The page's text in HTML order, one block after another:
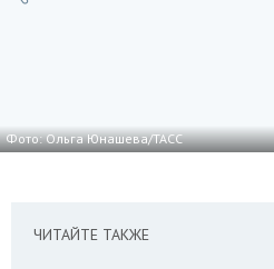
Фото: Ольга Юнашева/ТАСС
ЧИТАЙТЕ ТАКЖЕ